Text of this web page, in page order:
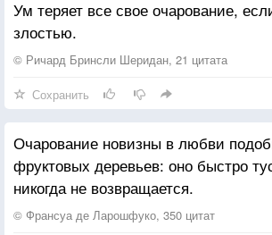
Мчат ко мне от толь зефиры
Благовония весны;
На сенистых деревьях;
Там не слышны вихри злые
На пригорках, на лугах.
О, предел очарования!
Как прелестна там весна!
Ум теряет все свое очарование,
злостью.
© Ричард Бринсли Шеридан, 21 цитата
Сохранить
Очарование новизны в любви
фруктовых деревьев: оно быстро
никогда не возвращается.
© Франсуа де Ларошфуко, 350 цитат